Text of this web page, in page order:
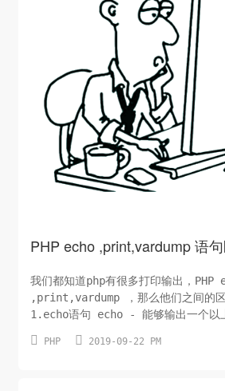
PHP echo ,print,vardump 语
我们都知道php有很多打印输出，PHP
,print,vardump ，那么他们之间的区
1.echo语句 echo - 能够输出一个以上的
world!<br>"; ...
 PHP  2019-09-22 PM